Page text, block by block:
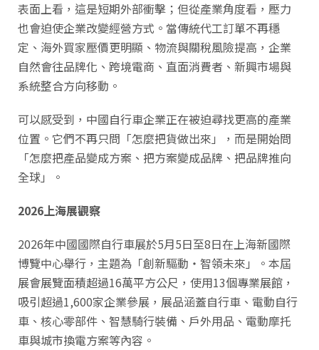
表面上看，這是短期外部衝擊；但從產業角度看，壓力
也會迫使企業改變經營方式。當傳統代工訂單不再穩
定、海外買家壓價更明顯、物流與關稅風險提高，企業
自然會往品牌化、跨境電商、直面消費者、新興市場與
系統整合方向移動。
可以感受到，中國自行車企業正在被迫尋找更高的產業
位置。它們不再只問「怎麼把貨做出來」，而是開始問
「怎麼把產品變成方案、把方案變成品牌、把品牌推向
全球」。
2026上海展觀察
2026年中國國際自行車展於5月5日至8日在上海新國際
博覽中心舉行，主題為「創新驅動・智領未來」。本屆
展會展覽面積超過16萬平方公尺，使用13個專業展館，
吸引超過1,600家企業參展，展品涵蓋自行車、電動自行
車、核心零部件、智慧騎行裝備、戶外用品、電動摩托
車與城市換電方案等內容。